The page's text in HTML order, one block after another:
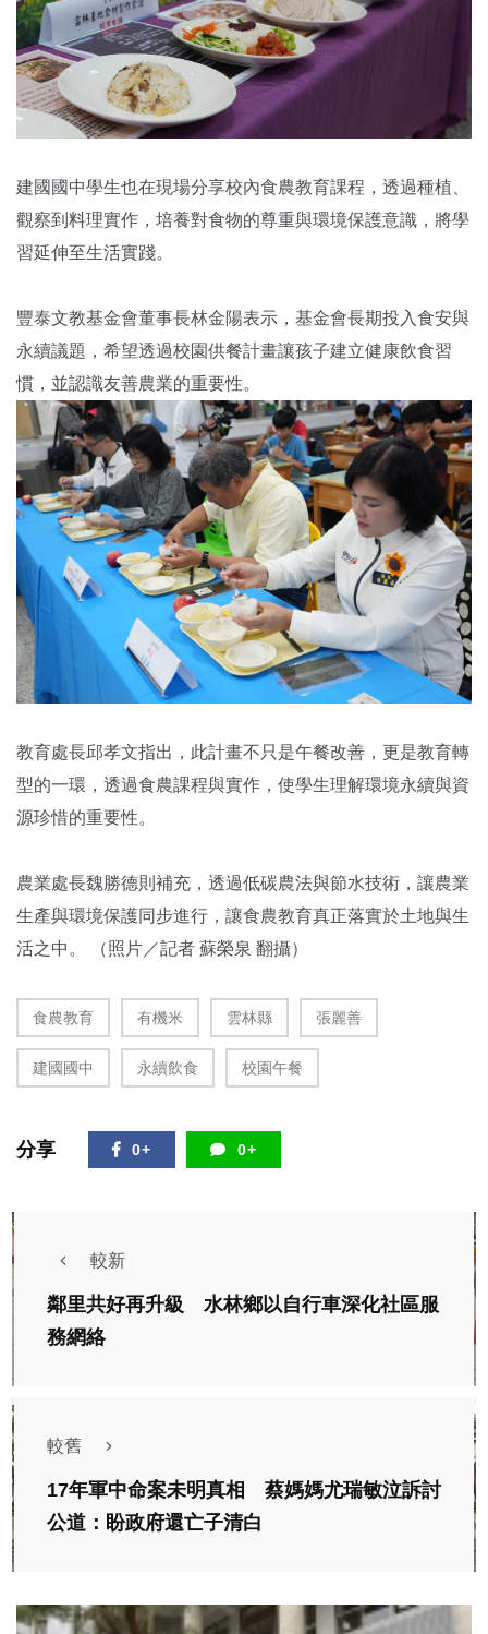
建國國中學生也在現場分享校內食農教育課程，透過種植、
觀察到料理實作，培養對食物的尊重與環境保護意識，將學
習延伸至生活實踐。
豐泰文教基金會董事長林金陽表示，基金會長期投入食安與
永續議題，希望透過校園供餐計畫讓孩子建立健康飲食習
慣，並認識友善農業的重要性。
教育處長邱孝文指出，此計畫不只是午餐改善，更是教育轉
型的一環，透過食農課程與實作，使學生理解環境永續與資
源珍惜的重要性。
農業處長魏勝德則補充，透過低碳農法與節水技術，讓農業
生產與環境保護同步進行，讓食農教育真正落實於土地與生
活之中。 （照片／記者 蘇榮泉 翻攝）
食農教育 有機米 雲林縣 張麗善
建國國中 永續飲食 校園午餐
分享 0+ 0+
較新
鄰里共好再升級 水林鄉以自行車深化社區服
務網絡
較舊
17年軍中命案未明真相 蔡媽媽尤瑞敏泣訴討
公道：盼政府還亡子清白